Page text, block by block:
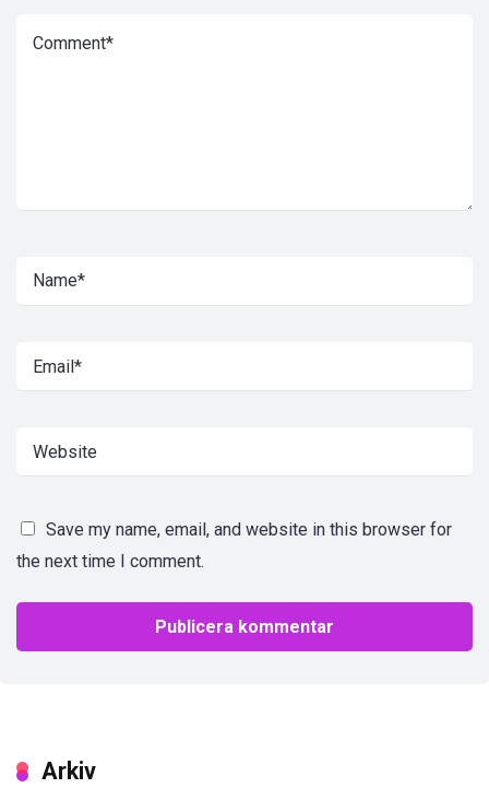
Save my name, email, and website in this browser for
the next time I comment.
Arkiv